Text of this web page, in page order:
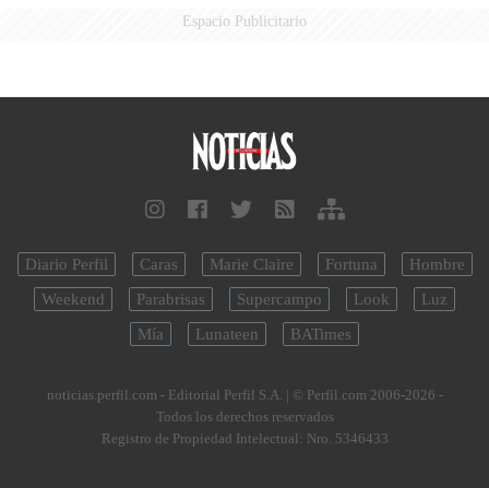
Espacio Publicitario
Diario Perfil Caras Marie Claire Fortuna
Hombre
Weekend
Parabrisas Supercampo Look
Luz
Mía
Lunateen BATimes
noticias.perfil.com - Editorial Perfil S.A. | © Perfil.com 2006-2026 -
Todos los derechos reservados
Registro de Propiedad Intelectual: Nro. 5346433